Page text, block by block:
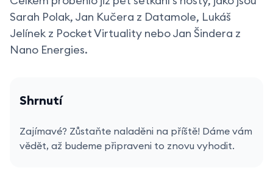
Sarah Polak, Jan Kučera z Datamole, Lukáš
Jelínek z Pocket Virtuality nebo Jan Šindera z
Nano Energies.
Shrnutí
Zajímavé? Zůstaňte naladěni na příště! Dáme vám
vědět, až budeme připraveni to znovu vyhodit.